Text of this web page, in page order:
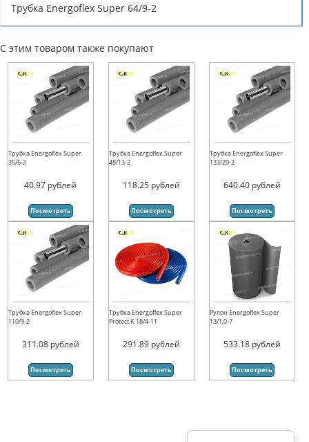
Трубка Energoflex Super 64/9-2
С этим товаром также покупают
Трубка Energoflex Super
35/6-2
40.97 рублей
Посмотреть
Трубка Energoflex Super
48/13-2
118.25 рублей
Посмотреть
Трубка Energoflex Super
133/20-2
640.40 рублей
Посмотреть
Трубка Energoflex Super
110/9-2
311.08 рублей
Посмотреть
Трубка Energoflex Super
Protect K 18/4-11
291.89 рублей
Посмотреть
Рулон Energoflex Super
13/1,0-7
533.18 рублей
Посмотреть